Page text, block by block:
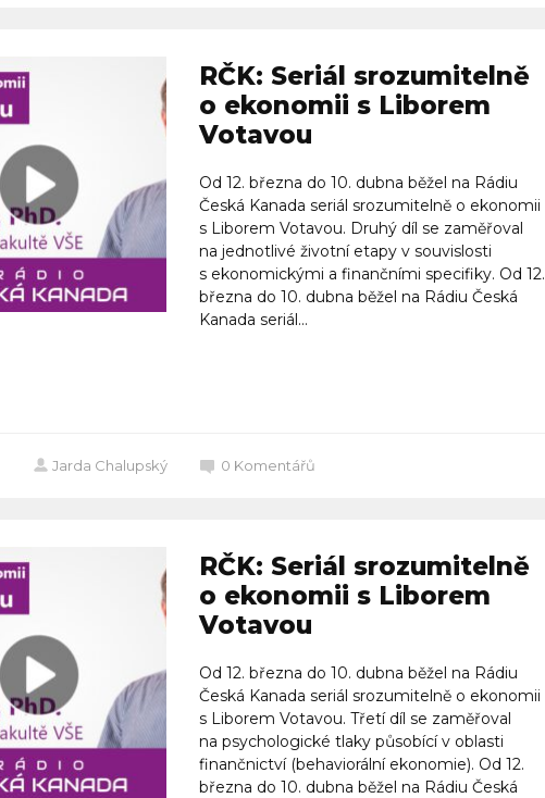
RČK: Seriál srozumitelně
o ekonomii s Liborem
Votavou
Od 12. března do 10. dubna běžel na Rádiu
Česká Kanada seriál srozumitelně o ekonomii
s Liborem Votavou. Druhý díl se zaměřoval
na jednotlivé životní etapy v souvislosti
s ekonomickými a finančními specifiky. Od 12.
března do 10. dubna běžel na Rádiu Česká
Kanada seriál...
Jarda Chalupský 0 Komentářů
RČK: Seriál srozumitelně
o ekonomii s Liborem
Votavou
Od 12. března do 10. dubna běžel na Rádiu
Česká Kanada seriál srozumitelně o ekonomii
s Liborem Votavou. Třetí díl se zaměřoval
na psychologické tlaky působící v oblasti
finančnictví (behaviorální ekonomie). Od 12.
března do 10. dubna běžel na Rádiu Česká